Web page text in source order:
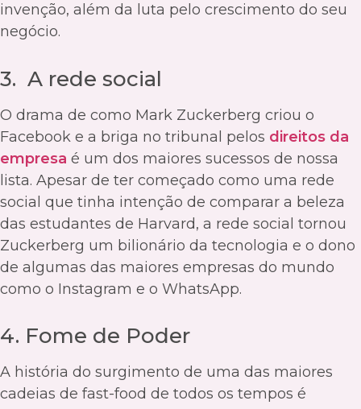
invenção, além da luta pelo crescimento do seu
negócio.
3. A rede social
O drama de como Mark Zuckerberg criou o
Facebook e a briga no tribunal pelos direitos da
empresa é um dos maiores sucessos de nossa
lista. Apesar de ter começado como uma rede
social que tinha intenção de comparar a beleza
das estudantes de Harvard, a rede social tornou
Zuckerberg um bilionário da tecnologia e o dono
de algumas das maiores empresas do mundo
como o Instagram e o WhatsApp.
4. Fome de Poder
A história do surgimento de uma das maiores
cadeias de fast-food de todos os tempos é